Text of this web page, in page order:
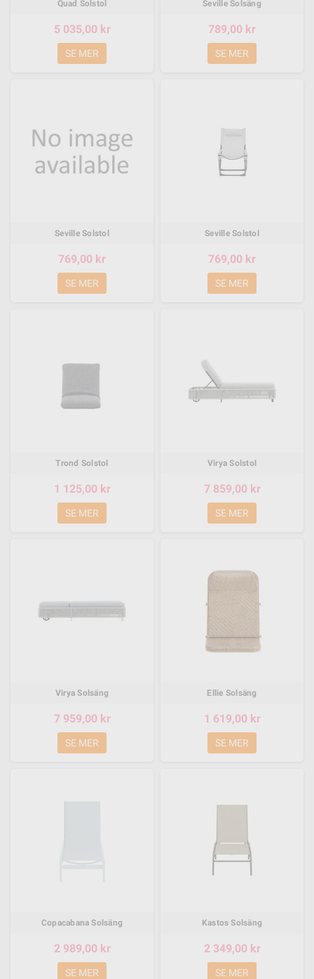
Quad Solstol
5 035,00 kr
SE MER
Seville Solsäng
789,00 kr
SE MER
Seville Solstol
769,00 kr
SE MER
Seville Solstol
769,00 kr
SE MER
Trond Solstol
1 125,00 kr
SE MER
Virya Solstol
7 859,00 kr
SE MER
Virya Solsäng
7 959,00 kr
SE MER
Ellie Solsäng
1 619,00 kr
SE MER
Copacabana Solsäng
2 989,00 kr
SE MER
Kastos Solsäng
2 349,00 kr
SE MER